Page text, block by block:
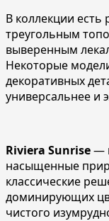
В коллекции
треугольным
выверенным
Некоторые
декоративных
универсальнее и
Riviera Sunrise—
насыщенные
классические
доминирующих
чистого